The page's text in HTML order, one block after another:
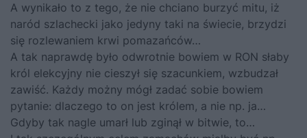
A wynikało to z tego, że nie chciano burzyć mitu, iż
naród szlachecki jako jedyny taki na świecie, brzydzi
się rozlewaniem krwi pomazańców…
A tak naprawdę było odwrotnie bowiem w RON słaby
król elekcyjny nie cieszył się szacunkiem, wzbudzał
zawiść. Każdy możny mógł zadać sobie bowiem
pytanie: dlaczego to on jest królem, a nie np. ja…
Gdyby tak nagle umarł lub zginął w bitwie, to…